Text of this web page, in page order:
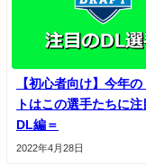
【初心者向け】今年の
トはこの選手たちに注
DL編＝
2022年4月28日